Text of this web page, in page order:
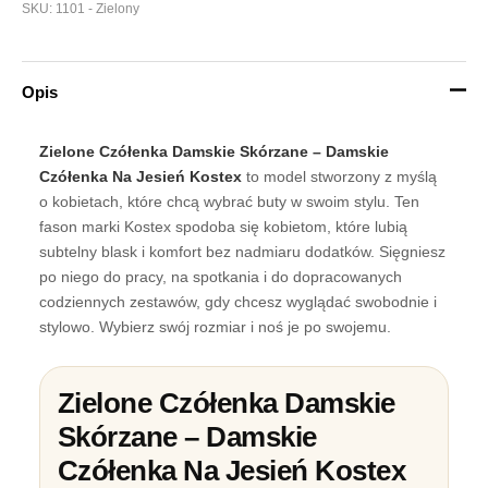
SKU: 1101 - Zielony
Opis
Zielone Czółenka Damskie Skórzane – Damskie
Czółenka Na Jesień Kostex to model stworzony z myślą
o kobietach, które chcą wybrać buty w swoim stylu. Ten
fason marki Kostex spodoba się kobietom, które lubią
subtelny blask i komfort bez nadmiaru dodatków. Sięgniesz
po niego do pracy, na spotkania i do dopracowanych
codziennych zestawów, gdy chcesz wyglądać swobodnie i
stylowo. Wybierz swój rozmiar i noś je po swojemu.
Zielone Czółenka Damskie
Skórzane – Damskie
Czółenka Na Jesień Kostex